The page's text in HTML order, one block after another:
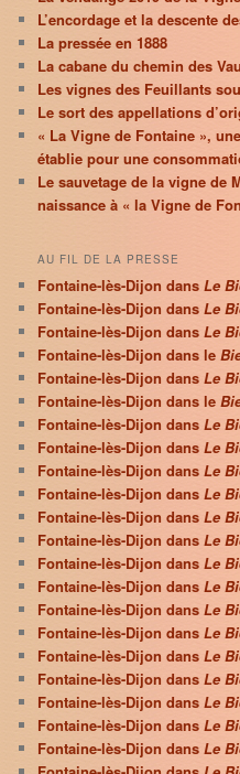
L’encordage et la descente
La pressée en 1888
La cabane du chemin des
Les vignes des Feuillants
Le sort des appellations
« La Vigne de Fontaine »,
établie pour une
Le sauvetage de la vigne de
naissance à « la Vigne de
AU FIL DE LA PRESSE
Fontaine-lès-Dijon dansLe
Fontaine-lès-Dijon dansLe
Fontaine-lès-Dijon dansLe
Fontaine-lès-Dijon dans le
Fontaine-lès-Dijon dansLe
Fontaine-lès-Dijon dans le
Fontaine-lès-Dijon dansLe
Fontaine-lès-Dijon dansLe
Fontaine-lès-Dijon dansLe
Fontaine-lès-Dijon dansLe
Fontaine-lès-Dijon dansLe
Fontaine-lès-Dijon dansLe
Fontaine-lès-Dijon dansLe
Fontaine-lès-Dijon dansLe
Fontaine-lès-Dijon dansLe
Fontaine-lès-Dijon dansLe
Fontaine-lès-Dijon dansLe
Fontaine-lès-Dijon dansLe
Fontaine-lès-Dijon dansLe
Fontaine-lès-Dijon dansLe
Fontaine-lès-Dijon dansLe